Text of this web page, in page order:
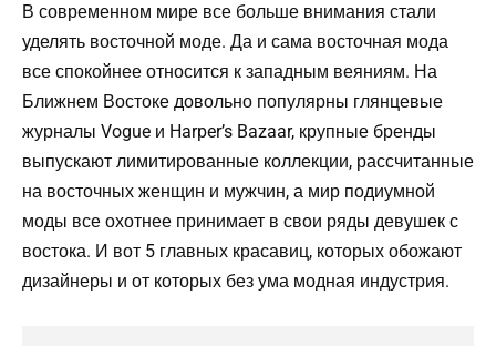
В современном мире все больше внимания стали
уделять восточной моде. Да и сама восточная мода
все спокойнее относится к западным веяниям. На
Ближнем Востоке довольно популярны глянцевые
журналы Vogue и Harper’s Bazaar, крупные бренды
выпускают лимитированные коллекции, рассчитанные
на восточных женщин и мужчин, а мир подиумной
моды все охотнее принимает в свои ряды девушек с
востока. И вот 5 главных красавиц, которых обожают
дизайнеры и от которых без ума модная индустрия.